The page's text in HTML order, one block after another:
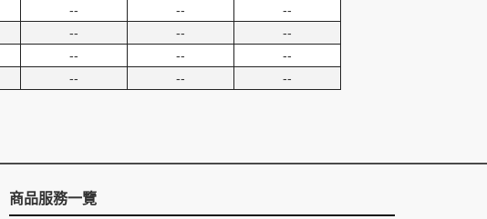
--
--
--
--
--
--
--
--
--
--
--
--
商品服務一覽